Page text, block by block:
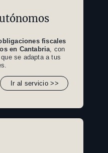
fiscales
en Cantabria , con
se adapta a tus
Ir al servicio >>